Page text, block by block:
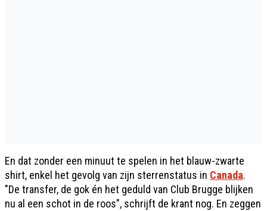
En dat zonder een minuut te spelen in het blauw-zwarte
shirt, enkel het gevolg van zijn sterrenstatus in Canada.
"De transfer, de gok én het geduld van Club Brugge blijken
nu al een schot in de roos", schrijft de krant nog. En zeggen